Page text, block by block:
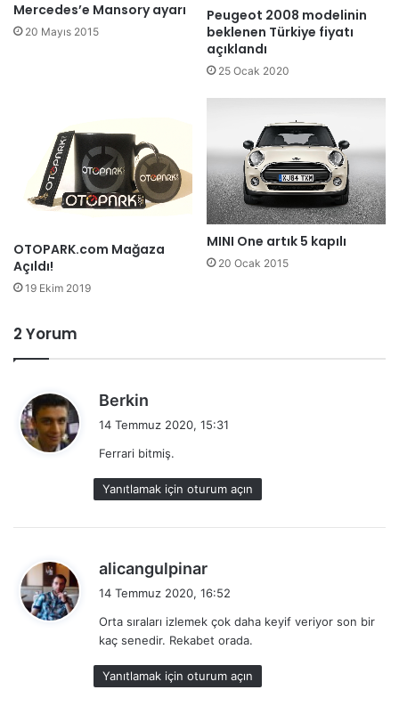
Mercedes’e Mansory ayarı
20 Mayıs 2015
Peugeot 2008 modelinin
beklenen Türkiye fiyatı
açıklandı
25 Ocak 2020
OTOPARK.com Mağaza
Açıldı!
19 Ekim 2019
MINI One artık 5 kapılı
20 Ocak 2015
2 Yorum
Berkin
i
k
i
14 Temmuz 2020, 15:31
Ferrari bitmiş.
Yanıtlamak için oturum açın
alicangulpinar
k
i
:
14 Temmuz 2020, 16:52
Orta sıraları izlemek çok daha keyif veriyor son bir
kaç senedir. Rekabet orada.
Yanıtlamak için oturum açın